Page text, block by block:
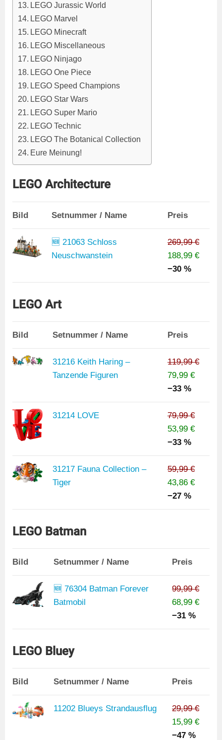
LEGO Jurassic World
LEGO Marvel
LEGO Minecraft
LEGO Miscellaneous
LEGO Ninjago
LEGO One Piece
LEGO Speed Champions
LEGO Star Wars
LEGO Super Mario
LEGO Technic
LEGO The Botanical Collection
Eure Meinung!
LEGO Architecture
Bild Setnummer / Name Preis
🆕 21063 Schloss
Neuschwanstein
269,99 €
188,99 €
−30 %
LEGO Art
Bild Setnummer / Name Preis
31216 Keith Haring –
Tanzende Figuren
119,99 €
79,99 €
−33 %
31214 LOVE
79,99 €
53,99 €
−33 %
31217 Fauna Collection –
Tiger
59,99 €
43,86 €
−27 %
LEGO Batman
Bild Setnummer / Name Preis
🆕 76304 Batman Forever
Batmobil
99,99 €
68,99 €
−31 %
LEGO Bluey
Bild Setnummer / Name Preis
11202 Blueys Strandausflug
29,99 €
15,99 €
−47 %